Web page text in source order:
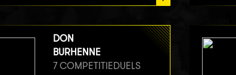
DON
BURHENNE
7 COMPETITIEDUELS